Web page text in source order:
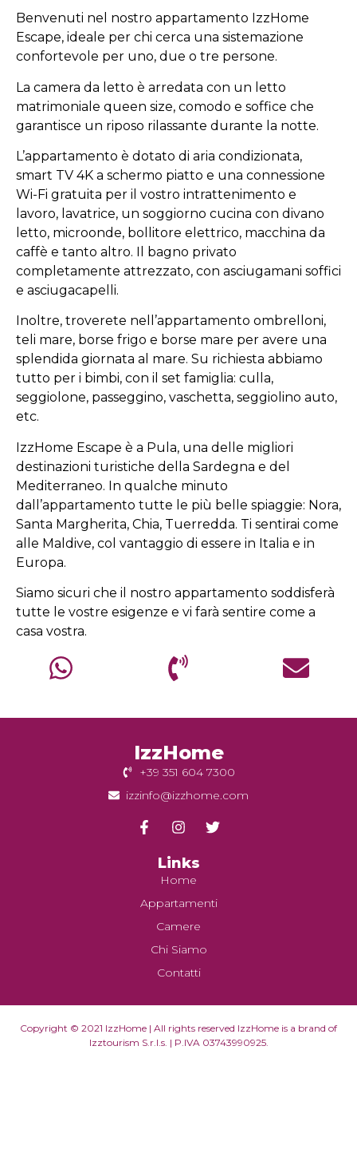
Benvenuti nel nostro appartamento IzzHome
Escape, ideale per chi cerca una sistemazione
confortevole per uno, due o tre persone.
La camera da letto è arredata con un letto
matrimoniale queen size, comodo e soffice che
garantisce un riposo rilassante durante la notte.
L’appartamento è dotato di aria condizionata,
smart TV 4K a schermo piatto e una connessione
Wi-Fi gratuita per il vostro intrattenimento e
lavoro, lavatrice, un soggiorno cucina con divano
letto, microonde, bollitore elettrico, macchina da
caffè e tanto altro. Il bagno privato
completamente attrezzato, con asciugamani soffici
e asciugacapelli.
Inoltre, troverete nell’appartamento ombrelloni,
teli mare, borse frigo e borse mare per avere una
splendida giornata al mare. Su richiesta abbiamo
tutto per i bimbi, con il set famiglia: culla,
seggiolone, passeggino, vaschetta, seggiolino auto,
etc.
IzzHome Escape è a Pula, una delle migliori
destinazioni turistiche della Sardegna e del
Mediterraneo. In qualche minuto
dall’appartamento tutte le più belle spiaggie: Nora,
Santa Margherita, Chia, Tuerredda. Ti sentirai come
alle Maldive, col vantaggio di essere in Italia e in
Europa.
Siamo sicuri che il nostro appartamento soddisferà
tutte le vostre esigenze e vi farà sentire come a
casa vostra.
IzzHome
+39 351 604 7300
izzinfo@izzhome.com
Links
Home
Appartamenti
Camere
Chi Siamo
Contatti
Copyright © 2021 IzzHome | All rights reserved IzzHome is a brand of
Izztourism S.r.l.s. | P.IVA 03743990925.